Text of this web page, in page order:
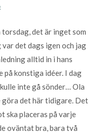
det är inget som
det dags igen och jag
alltid in i hans
på konstiga idéer. I dag
inte gå sönder… Ola
göra det här tidigare. Det
ska placeras på varje
oväntat bra, bara två